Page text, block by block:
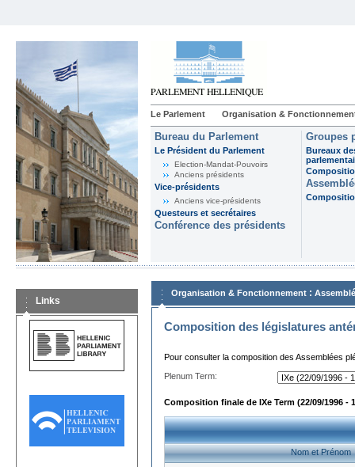
Le Parlement Organisation &
Bureau du Parlement
Le Président du Parlement
Election-Mandat-Pouvoirs
Anciens présidents
Vice-présidents
Anciens vice-présidents
Questeurs et secrétaires
Conférence des présidents
Groupes
Bureaux
Links
Organisation & Fonctionnement :
Composition des législatures
Pour consulter la composition des Assemblées
Plenum Term:
Composition finale de IXe Term (22/09/1996 -
Nom et Prénom